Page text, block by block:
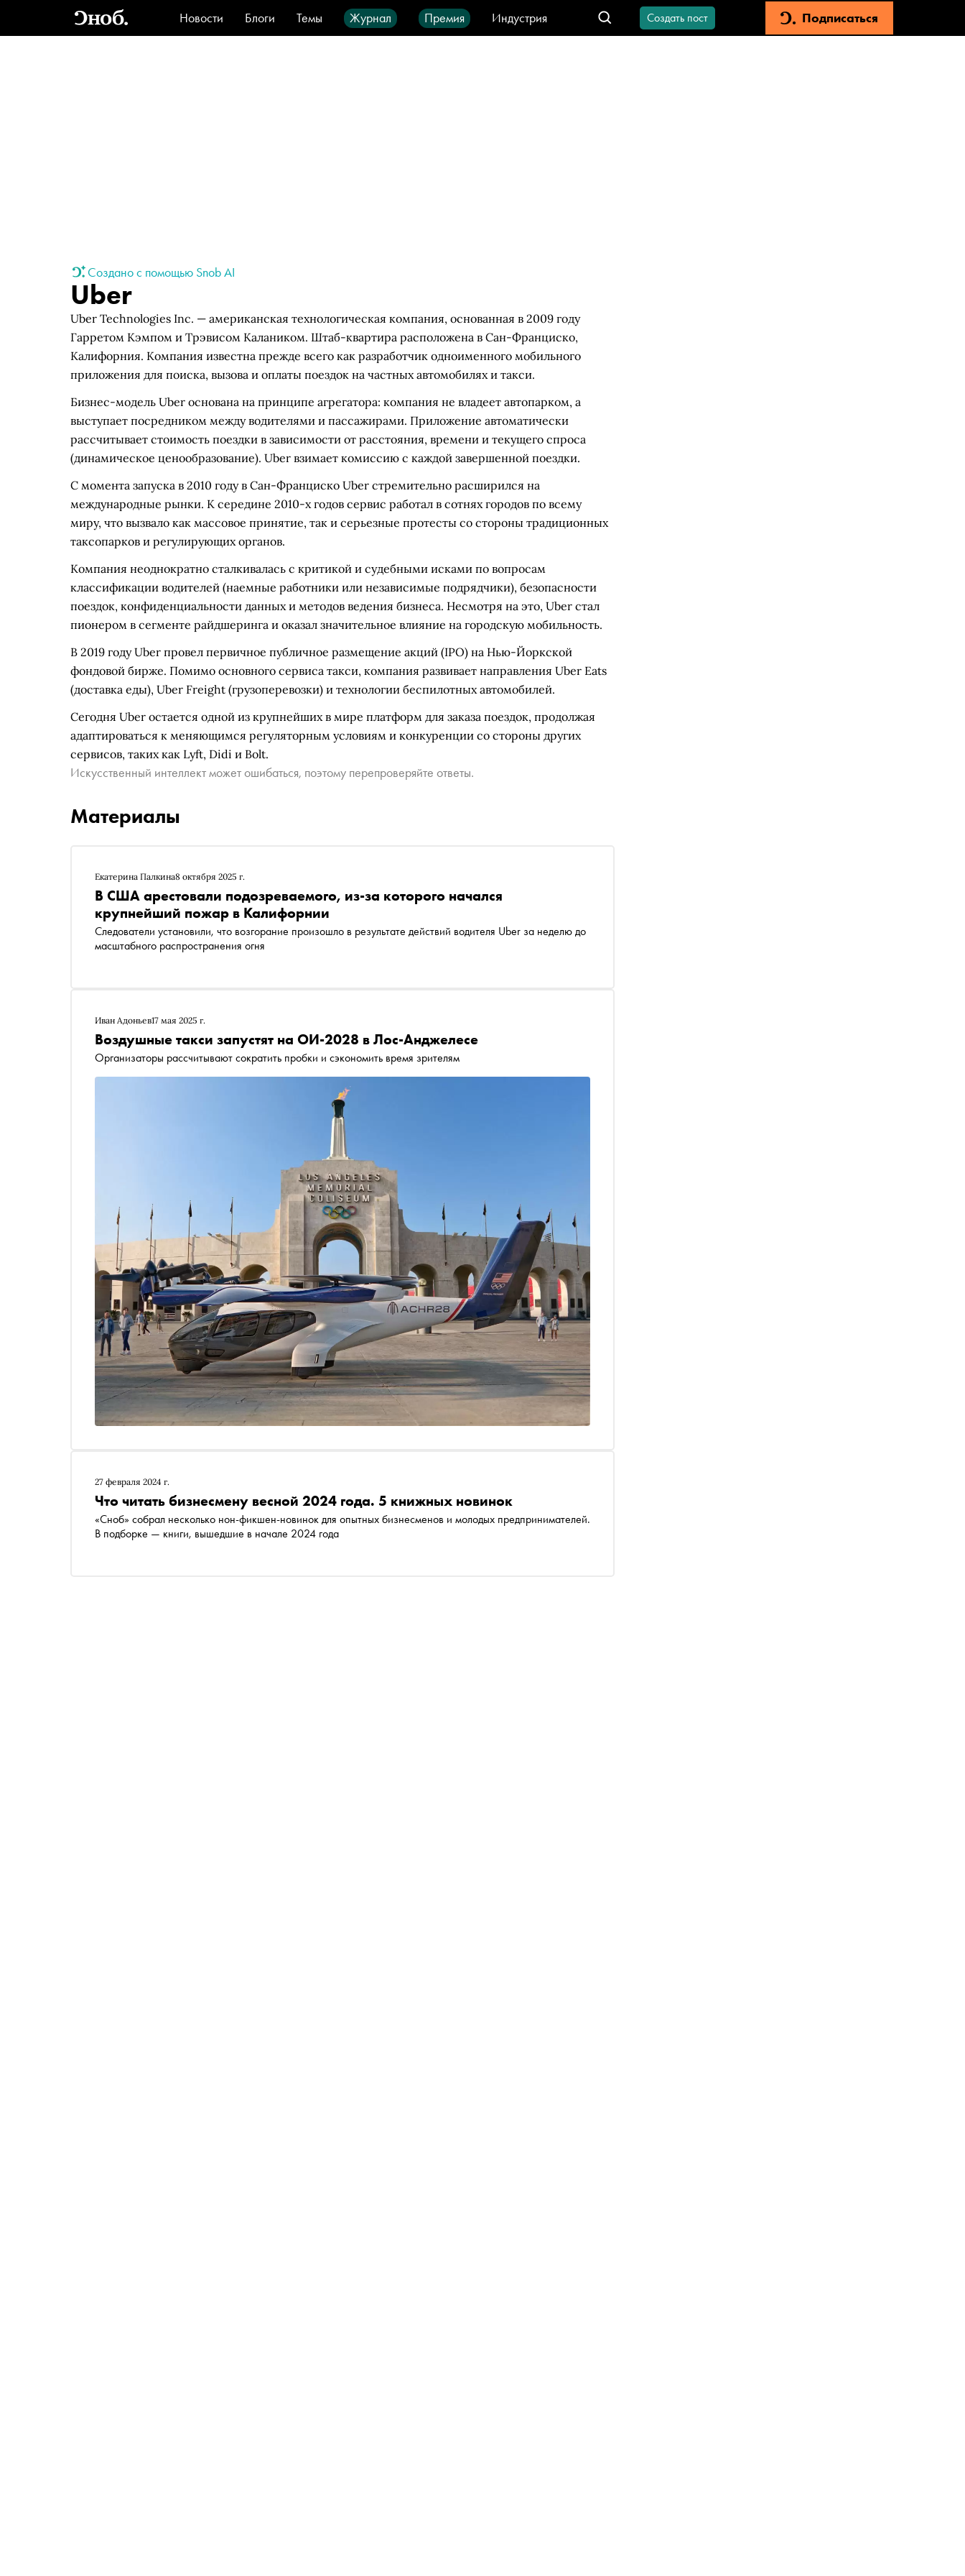
Новости Блоги Темы Журнал Премия
Индустрия
Стиль
Видео Город IT-продукты
Создать пост Подписаться
Создано с помощью Snob AI
Uber
Uber Technologies Inc. — американская технологическая компания, основанная в 2009 году
Гарретом Кэмпом и Трэвисом Калаником. Штаб-квартира расположена в Сан-Франциско,
Калифорния. Компания известна прежде всего как разработчик одноименного мобильного
приложения для поиска, вызова и оплаты поездок на частных автомобилях и такси.
Бизнес-модель Uber основана на принципе агрегатора: компания не владеет автопарком, а
выступает посредником между водителями и пассажирами. Приложение автоматически
рассчитывает стоимость поездки в зависимости от расстояния, времени и текущего спроса
(динамическое ценообразование). Uber взимает комиссию с каждой завершенной поездки.
С момента запуска в 2010 году в Сан-Франциско Uber стремительно расширился на
международные рынки. К середине 2010-х годов сервис работал в сотнях городов по всему
миру, что вызвало как массовое принятие, так и серьезные протесты со стороны традиционных
таксопарков и регулирующих органов.
Компания неоднократно сталкивалась с критикой и судебными исками по вопросам
классификации водителей (наемные работники или независимые подрядчики), безопасности
поездок, конфиденциальности данных и методов ведения бизнеса. Несмотря на это, Uber стал
пионером в сегменте райдшеринга и оказал значительное влияние на городскую мобильность.
В 2019 году Uber провел первичное публичное размещение акций (IPO) на Нью-Йоркской
фондовой бирже. Помимо основного сервиса такси, компания развивает направления Uber Eats
(доставка еды), Uber Freight (грузоперевозки) и технологии беспилотных автомобилей.
Сегодня Uber остается одной из крупнейших в мире платформ для заказа поездок, продолжая
адаптироваться к меняющимся регуляторным условиям и конкуренции со стороны других
сервисов, таких как Lyft, Didi и Bolt.
Искусственный интеллект может ошибаться, поэтому перепроверяйте ответы.
Материалы
Екатерина Палкина8 октября 2025 г.
В США арестовали подозреваемого, из-за которого начался
крупнейший пожар в Калифорнии
Следователи установили, что возгорание произошло в результате действий водителя Uber за неделю до
масштабного распространения огня
Иван Адоньев17 мая 2025 г.
Воздушные такси запустят на ОИ-2028 в Лос-Анджелесе
Организаторы рассчитывают сократить пробки и сэкономить время зрителям
27 февраля 2024 г.
Что читать бизнесмену весной 2024 года. 5 книжных новинок
«Сноб» собрал несколько нон-фикшен-новинок для опытных бизнесменов и молодых предпринимателей.
В подборке — книги, вышедшие в начале 2024 года